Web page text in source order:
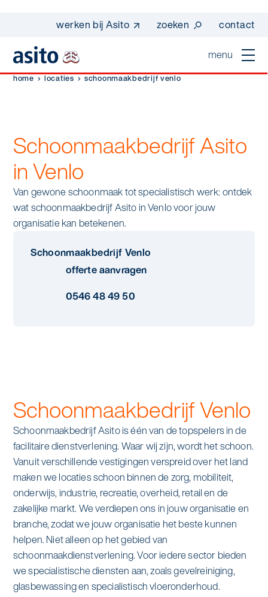
werken bij Asito zoeken contact
menu
Suggesties
werken bij asito
one go - werk beter samen met one go
co2-uitstoot rapportage 2023
duurzame bedrijfskleding
home
Dagelijkse schoonmaak
Interieurreiniging
Vloerreiniging
Schoonmaak
Specialistische schoonmaak
One Go
Zorgondersteuning
Vloermeester van One Go
alle diensten bekijken
sectoren
In de buurt
Industrie
Zakelijk
Zorg
wij zijn Asito
Ons verhaal
Asito impuls
Artikelen
Kennisbank
Contact
Wij werken voor
Duurzaamheid & Asito
Innovatie & Asito
home locaties schoonmaakbedrijf venlo
Schoonmaakbedrijf Asito
in Venlo
Van gewone schoonmaak tot specialistisch werk: ontdek
wat schoonmaakbedrijf Asito in Venlo voor jouw
organisatie kan betekenen.
Schoonmaakbedrijf Venlo
offerte aanvragen
0546 48 49 50
Schoonmaakbedrijf Venlo
Schoonmaakbedrijf Asito is één van de topspelers in de
facilitaire dienstverlening. Waar wij zijn, wordt het schoon.
Vanuit verschillende vestigingen verspreid over het land
maken we locaties schoon binnen de zorg, mobiliteit,
onderwijs, industrie, recreatie, overheid, retail en de
zakelijke markt. We verdiepen ons in jouw organisatie en
branche, zodat we jouw organisatie het beste kunnen
helpen. Niet alleen op het gebied van
schoonmaakdienstverlening. Voor iedere sector bieden
we specialistische diensten aan, zoals gevelreiniging,
glasbewassing en specialistisch vloeronderhoud.